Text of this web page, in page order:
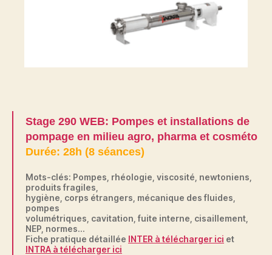
Stage 290 WEB: Pompes et installations de
pompage en milieu agro, pharma et cosméto
Durée: 28h (8 séances)
Mots-clés: Pompes, rhéologie, viscosité, newtoniens,
produits fragiles,
hygiène, corps étrangers, mécanique des fluides,
pompes
volumétriques, cavitation, fuite interne, cisaillement,
NEP, normes…
Fiche pratique détaillée INTER à télécharger ici et
INTRA à télécharger ici